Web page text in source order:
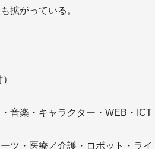
拡がっている。
音楽・キャラクター・WEB・ICT
ツ・医療／介護・ロボット・ライ